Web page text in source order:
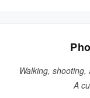
Walking,
A